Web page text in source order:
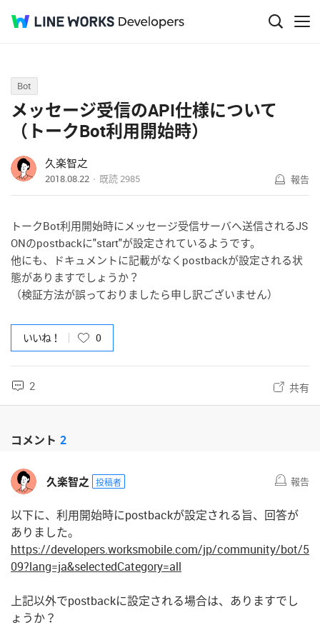
Q&A
Bot
メッセージ受信のAPI仕様について
（トークBot利用開始時）
久楽智之
2018.08.22 既読2985 報告
トークBot利用開始時にメッセージ受信サーバへ送信されるJS
ONのpostbackに"start"が設定されているようです。
他にも、ドキュメントに記載がなくpostbackが設定される状
態がありますでしょうか？
（検証方法が誤っておりましたら申し訳ございません）
いいね！ 0
2 共有
コメント 2
久楽智之 投稿者 報告
以下に、利用開始時にpostbackが設定される旨、回答が
ありました。
https://developers.worksmobile.com/jp/community/bot/5
09?lang=ja&selectedCategory=all
上記以外でpostbackに設定される場合は、ありますでし
ょうか？